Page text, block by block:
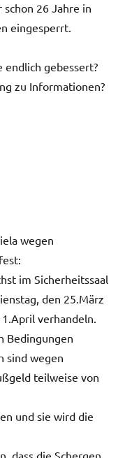
26 Jahre in
eingesperrt.
endlich gebessert?
zu Informationen?
wegen
im Sicherheitssaal
den 25.März
verhandeln.
Bedingungen
sind wegen
teilweise von
und sie wird die